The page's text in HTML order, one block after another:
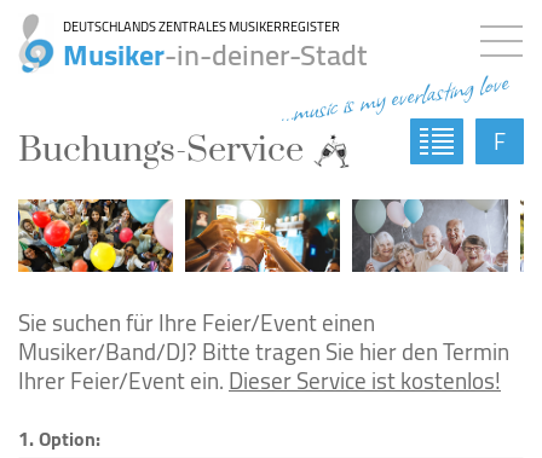
DEUTSCHLANDS ZENTRALES MUSIKERREGISTER
Musiker-in-deiner-Stadt
...music is my everlasting love
Buchungs-Service F
Sie suchen für Ihre Feier/Event einen
Musiker/Band/DJ? Bitte tragen Sie hier den Termin
Ihrer Feier/Event ein.Dieser Service ist kostenlos!
1. Option: